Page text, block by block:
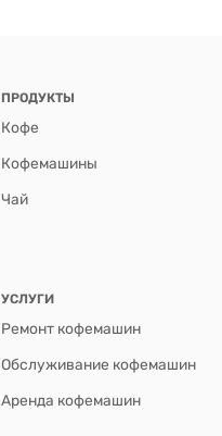
ПРОДУКТЫ
Кофе
Кофемашины
Чай
УСЛУГИ
Ремонт кофемашин
Обслуживание кофемашин
Аренда кофемашин